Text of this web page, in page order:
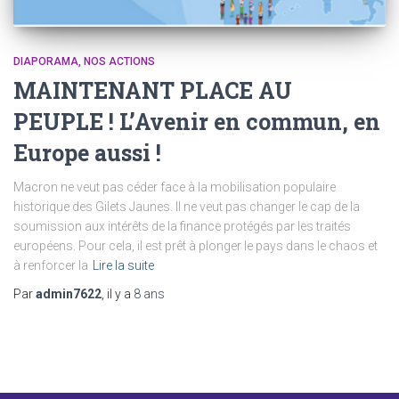
DIAPORAMA NOS ACTIONS
MAINTENANT PLACE AU
PEUPLE ! L’Avenir en commun, en
Europe aussi !
Macron ne veut pas céder face à la mobilisation populaire
historique des Gilets Jaunes. Il ne veut pas changer le cap de la
soumission aux intérêts de la finance protégés par les traités
européens. Pour cela, il est prêt à plonger le pays dans le chaos et
à renforcer la
Lire la suite
Paradmin7622 , il y a 8 ans